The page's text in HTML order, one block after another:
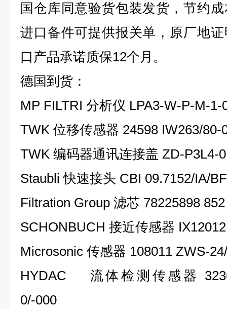
国仓库同意验货包装发货，节约
进口备件可提供报关单，原厂地
口产品承诺质保12个月。
德国到货：
MP FILTRI 分析仪 LPA3-W-P-M-1-
TWK 位移传感器 24598 IW263/80-
TWK 编码器通讯连接盖 ZD-P3L4-
Staubli 快速接头 CBI 09.7152/IA/BF
Filtration Group 滤芯 78225898
SCHONBUCH 接近传感器
Microsonic 传感器 108011 ZWS-
HYDAC 流体检测传感器
0/-000